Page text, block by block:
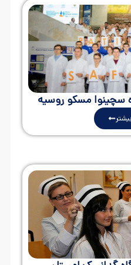
سچینوا مسکو روسیه